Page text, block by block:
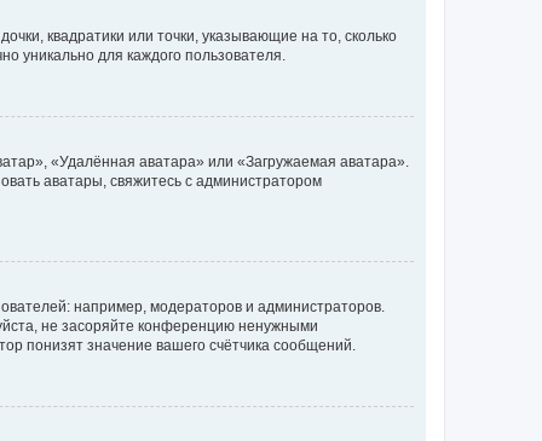
квадратики или точки, указывающие на то, сколько
уникально для каждого пользователя.
«Удалённая аватара» или «Загружаемая аватара».
аватары, свяжитесь с администратором
например, модераторов и администраторов.
не засоряйте конференцию ненужными
понизят значение вашего счётчика сообщений.